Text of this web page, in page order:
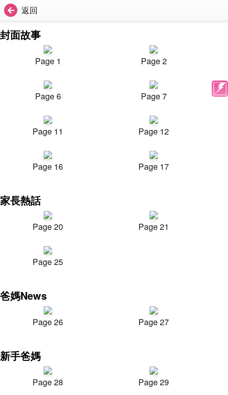
返回
封面故事
Page 1 Page 2
Page 6 Page 7
Page 11 Page 12
Page 16 Page 17
家長熱話
Page 20 Page 21
Page 25
爸媽News
Page 26 Page 27
新手爸媽
Page 28 Page 29